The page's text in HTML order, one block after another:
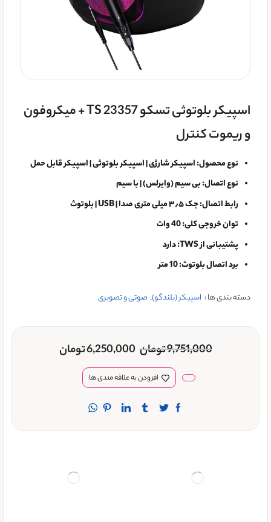
اسپیکر بلوتوثی تسکو TS 23357 + میکروفون
و ریموت کنترل
نوع محصول:اسپیکر شارژی | اسپیکر بلوتوثی | اسپیکر قابل حمل
نوع اتصال:بی سیم (وایرلس) | با سیم
رابط اتصال:جک ۳٫۵ میلی متری صدا | USB | بلوتوث
توان خروجی کلی:40 وات
پشتیبانی از TWS:
دارد
برد اتصال بلوتوث:10 متر
دسته بندی ها : اسپیکر (بلندگو),صوتی و تصویری
9,751,000تومان 6,250,000تومان
افزودن به علاقه مندی ها